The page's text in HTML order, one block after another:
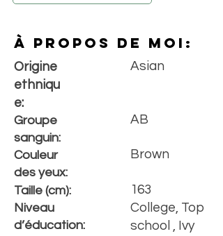
À propos de moi:
Origine
ethniqu
e:
Groupe
sanguin:
Couleur
des yeux:
Taille (cm):
Niveau
d’éducation:
Asian
AB
Brown
163
College, Top
school , Ivy